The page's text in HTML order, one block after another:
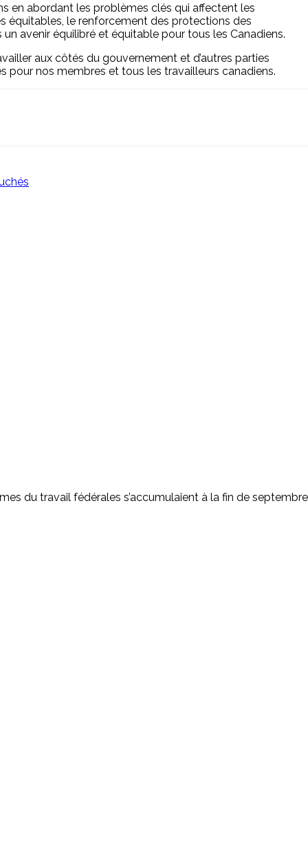
en abordant les problèmes clés qui affectent les
équitables, le renforcement des protections des
avenir équilibré et équitable pour tous les Canadiens.
aux côtés du gouvernement et d’autres parties
pour nos membres et tous les travailleurs canadiens.
du travail fédérales s’accumulaient à la fin de septembre